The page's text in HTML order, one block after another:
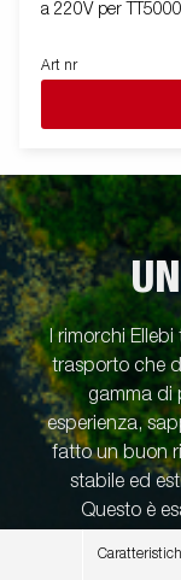
a 220V per
Art nr
I rimorchi
trasporto che
gamma di
esperienza,
fatto un buon
stabile ed
Questo è